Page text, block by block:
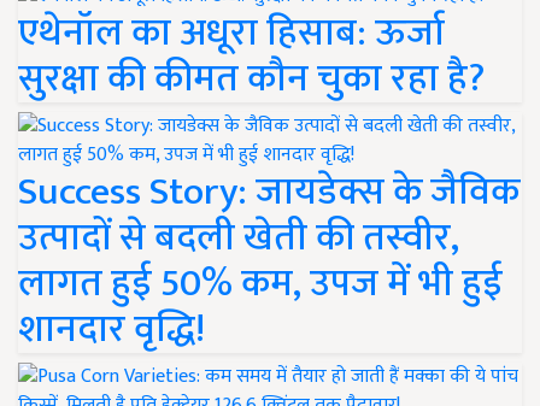
एथेनॉल का अधूरा हिसाब: ऊर्जा
सुरक्षा की कीमत कौन चुका रहा है?
Success Story: जायडेक्स के जैविक
उत्पादों से बदली खेती की तस्वीर,
लागत हुई 50% कम, उपज में भी हुई
शानदार वृद्धि!